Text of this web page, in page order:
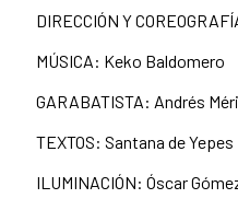
DIRECCIÓN Y
MÚSICA: Keko Baldomero
GARABATISTA: Andrés
TEXTOS: Santana de Yepes
ILUMINACIÓN: Óscar